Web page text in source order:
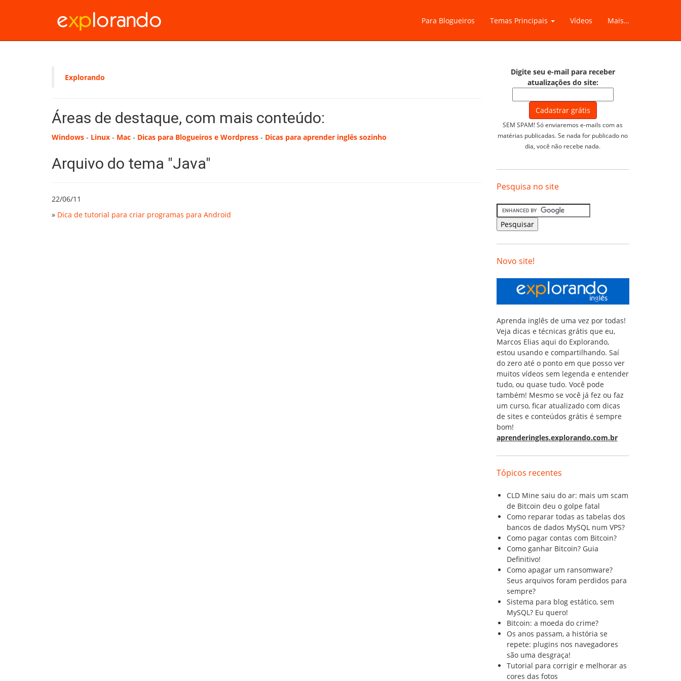
Para Blogueiros Temas Principais Vídeos Mais…
Explorando
Áreas de destaque, com mais conteúdo:
Windows - Linux - Mac - Dicas para Blogueiros e Wordpress - Dicas para aprender inglês sozinho
Arquivo do tema "Java"
22/06/11
» Dica de tutorial para criar programas para Android
Digite seu e-mail para receber
atualizações do site:
SEM SPAM! Só enviaremos e-mails com as
matérias publicadas. Se nada for publicado no
dia, você não recebe nada.
Pesquisa no site
Novo site!
Aprenda inglês de uma vez por todas!
Veja dicas e técnicas grátis que eu,
Marcos Elias aqui do Explorando,
estou usando e compartilhando. Saí
do zero até o ponto em que posso ver
muitos vídeos sem legenda e entender
tudo, ou quase tudo. Você pode
também! Mesmo se você já fez ou faz
um curso, ficar atualizado com dicas
de sites e conteúdos grátis é sempre
bom!
aprenderingles.explorando.com.br
Tópicos recentes
CLD Mine saiu do ar: mais um scam
de Bitcoin deu o golpe fatal
Como reparar todas as tabelas dos
bancos de dados MySQL num VPS?
Como pagar contas com Bitcoin?
Como ganhar Bitcoin? Guia
Definitivo!
Como apagar um ransomware?
Seus arquivos foram perdidos para
sempre?
Sistema para blog estático, sem
MySQL? Eu quero!
Bitcoin: a moeda do crime?
Os anos passam, a história se
repete: plugins nos navegadores
são uma desgraça!
Tutorial para corrigir e melhorar as
cores das fotos